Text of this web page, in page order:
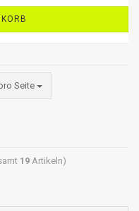
Seite
19 Artikeln)